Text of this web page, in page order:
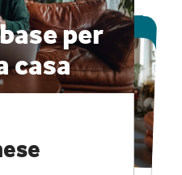
per
casa
ONLINE
veloce e
speciali